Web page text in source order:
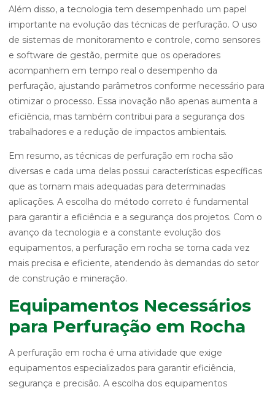
Além disso, a tecnologia tem desempenhado um papel
importante na evolução das técnicas de perfuração. O uso
de sistemas de monitoramento e controle, como sensores
e software de gestão, permite que os operadores
acompanhem em tempo real o desempenho da
perfuração, ajustando parâmetros conforme necessário para
otimizar o processo. Essa inovação não apenas aumenta a
eficiência, mas também contribui para a segurança dos
trabalhadores e a redução de impactos ambientais.
Em resumo, as técnicas de perfuração em rocha são
diversas e cada uma delas possui características específicas
que as tornam mais adequadas para determinadas
aplicações. A escolha do método correto é fundamental
para garantir a eficiência e a segurança dos projetos. Com o
avanço da tecnologia e a constante evolução dos
equipamentos, a perfuração em rocha se torna cada vez
mais precisa e eficiente, atendendo às demandas do setor
de construção e mineração.
Equipamentos Necessários
para Perfuração em Rocha
A perfuração em rocha é uma atividade que exige
equipamentos especializados para garantir eficiência,
segurança e precisão. A escolha dos equipamentos